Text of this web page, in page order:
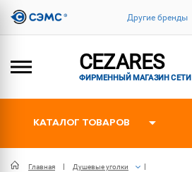
Другие бренды
CEZARES
ФИРМЕННЫЙ МАГАЗИН СЕТИ
КАТАЛОГ ТОВАРОВ
Главная Душевые уголки